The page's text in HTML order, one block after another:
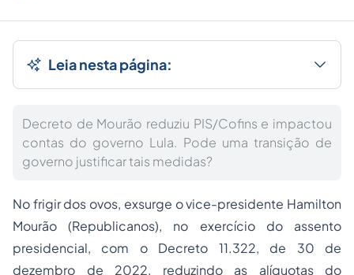
Leia nesta página:
Decreto de Mourão reduziu PIS/Cofins e impactou
contas do governo Lula. Pode uma transição de
governo justificar tais medidas?
No frigir dos ovos, exsurge o vice-presidente Hamilton
Mourão (Republicanos), no exercício do assento
presidencial, com o Decreto 11.322, de 30 de
dezembro de 2022, reduzindo as alíquotas do